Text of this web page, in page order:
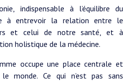
indispensable à l’équilibre du
à entrevoir la relation entre le
et celui de notre santé, et à
holistique de la médecine.
occupe une place centrale et
monde. Ce qui n’est pas sans